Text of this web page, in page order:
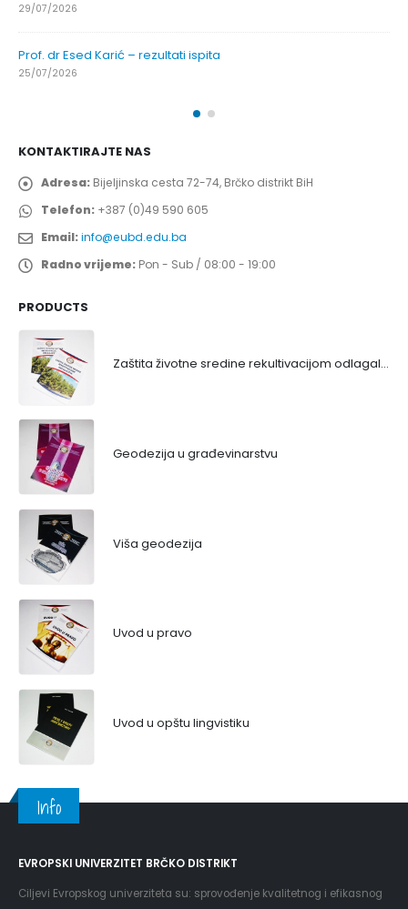
29/07/2026
Prof. dr Esed Karić – rezultati ispita
25/07/2026
KONTAKTIRAJTE NAS
Adresa: Bijeljinska cesta 72-74, Brčko distrikt BiH
Telefon: +387 (0)49 590 605
Email:info@eubd.edu.ba
Radno vrijeme: Pon - Sub / 08:00 - 19:00
PRODUCTS
Zaštita životne sredine rekultivacijom odlagališta
Geodezija u građevinarstvu
Viša geodezija
Uvod u pravo
Uvod u opštu lingvistiku
Info
EVROPSKI UNIVERZITET BRČKO DISTRIKT
Ciljevi Evropskog univerziteta su: sprovođenje kvalitetnog i efikasnog